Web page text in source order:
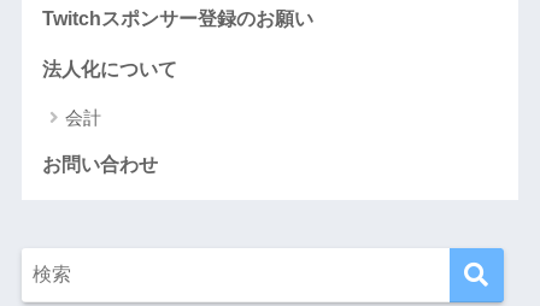
Twitchスポンサー登録のお願い
法人化について
会計
お問い合わせ